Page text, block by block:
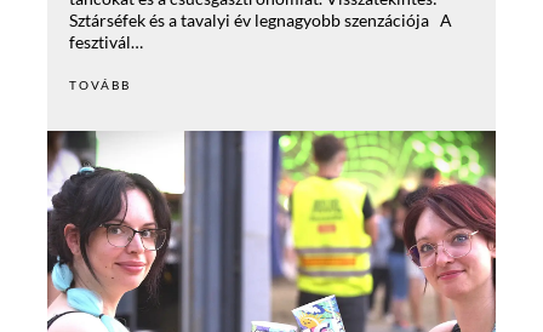
Sztárséfek és a tavalyi év legnagyobb szenzációja A
fesztivál…
TOVÁBB